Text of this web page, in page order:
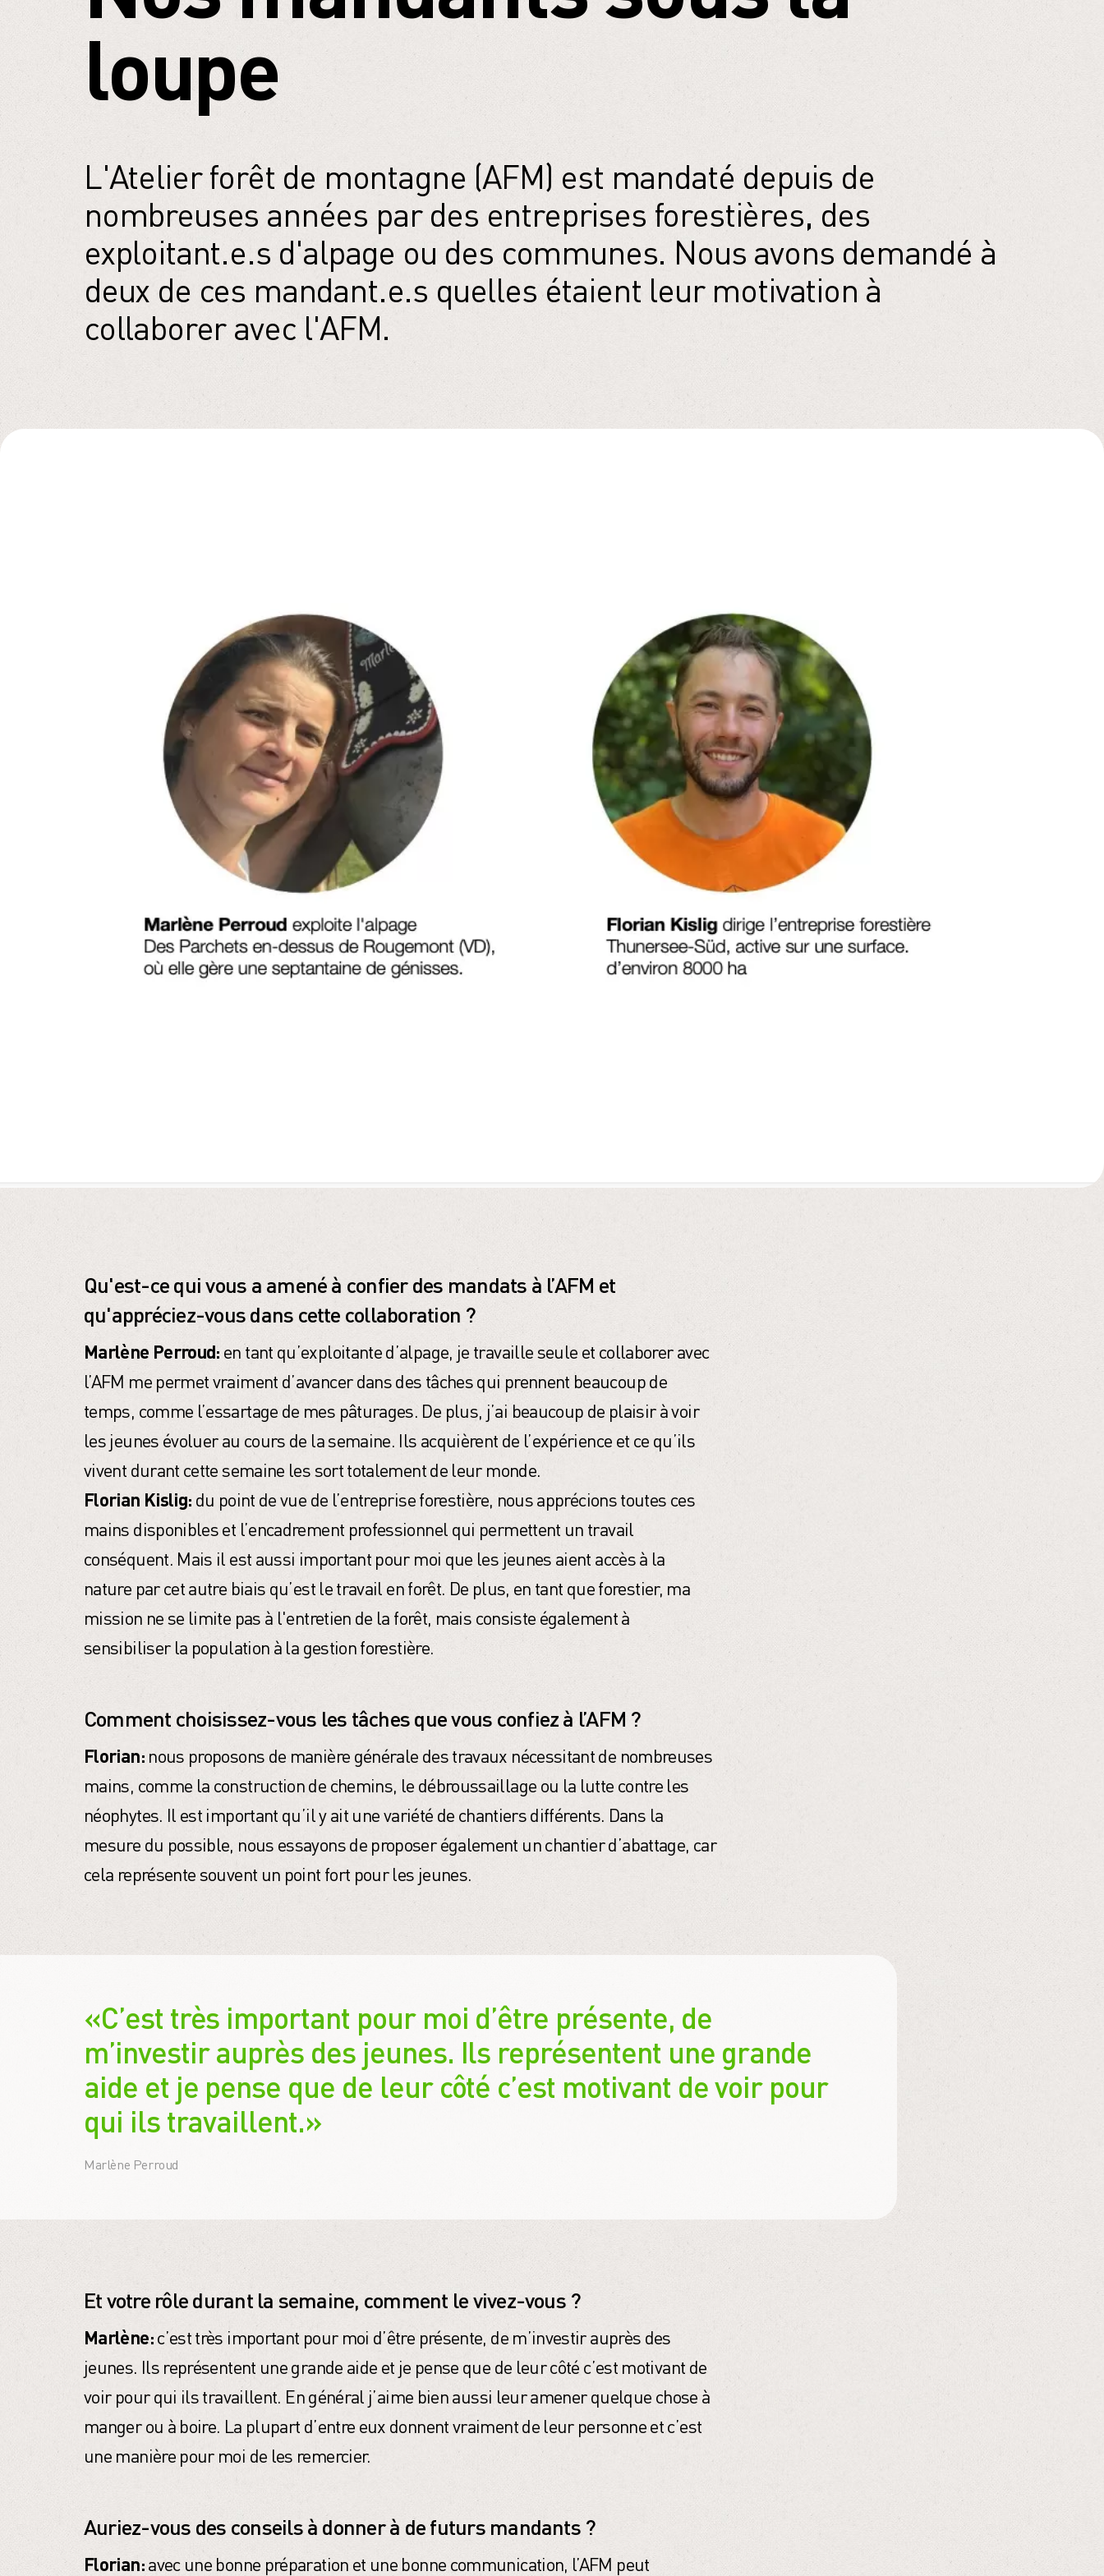
loupe
L'Atelier forêt de montagne (AFM) est mandaté depuis de
nombreuses années par des entreprises forestières, des
exploitant.e.s d'alpage ou des communes. Nous avons demandé à
deux de ces mandant.e.s quelles étaient leur motivation à
collaborer avec l'AFM.
Qu'est-ce qui vous a amené à confier des mandats à l’AFM et
qu'appréciez-vous dans cette collaboration ?
Marlène Perroud: en tant qu’exploitante d’alpage, je travaille seule et collaborer avec
l’AFM me permet vraiment d’avancer dans des tâches qui prennent beaucoup de
temps, comme l’essartage de mes pâturages. De plus, j’ai beaucoup de plaisir à voir
les jeunes évoluer au cours de la semaine. Ils acquièrent de l’expérience et ce qu’ils
vivent durant cette semaine les sort totalement de leur monde.
Florian Kislig: du point de vue de l’entreprise forestière, nous apprécions toutes ces
mains disponibles et l’encadrement professionnel qui permettent un travail
conséquent. Mais il est aussi important pour moi que les jeunes aient accès à la
nature par cet autre biais qu’est le travail en forêt. De plus, en tant que forestier, ma
mission ne se limite pas à l'entretien de la forêt, mais consiste également à
sensibiliser la population à la gestion forestière.
Comment choisissez-vous les tâches que vous confiez à l’AFM ?
Florian: nous proposons de manière générale des travaux nécessitant de nombreuses
mains, comme la construction de chemins, le débroussaillage ou la lutte contre les
néophytes. Il est important qu’il y ait une variété de chantiers différents. Dans la
mesure du possible, nous essayons de proposer également un chantier d’abattage, car
cela représente souvent un point fort pour les jeunes.
«C’est très important pour moi d’être présente, de
m’investir auprès des jeunes. Ils représentent une grande
aide et je pense que de leur côté c’est motivant de voir pour
qui ils travaillent.»
Marlène Perroud
Et votre rôle durant la semaine, comment le vivez-vous ?
Marlène:c’est très important pour moi d’être présente, de m’investir auprès des
jeunes. Ils représentent une grande aide et je pense que de leur côté c’est motivant de
voir pour qui ils travaillent. En général j’aime bien aussi leur amener quelque chose à
manger ou à boire. La plupart d’entre eux donnent vraiment de leur personne et c’est
une manière pour moi de les remercier.
Auriez-vous des conseils à donner à de futurs mandants ?
Florian:avec une bonne préparation et une bonne communication, l’AFM peut